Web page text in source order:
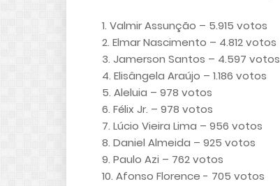
1. Valmir Assunção – 5.915 votos
2. Elmar Nascimento – 4.812 votos
3. Jamerson Santos – 4.597 votos
4. Elisângela Araújo – 1.186 votos
5. Aleluia – 978 votos
6. Félix Jr. – 978 votos
7. Lúcio Vieira Lima – 956 votos
8. Daniel Almeida – 925 votos
9. Paulo Azi – 762 votos
10. Afonso Florence - 705 votos